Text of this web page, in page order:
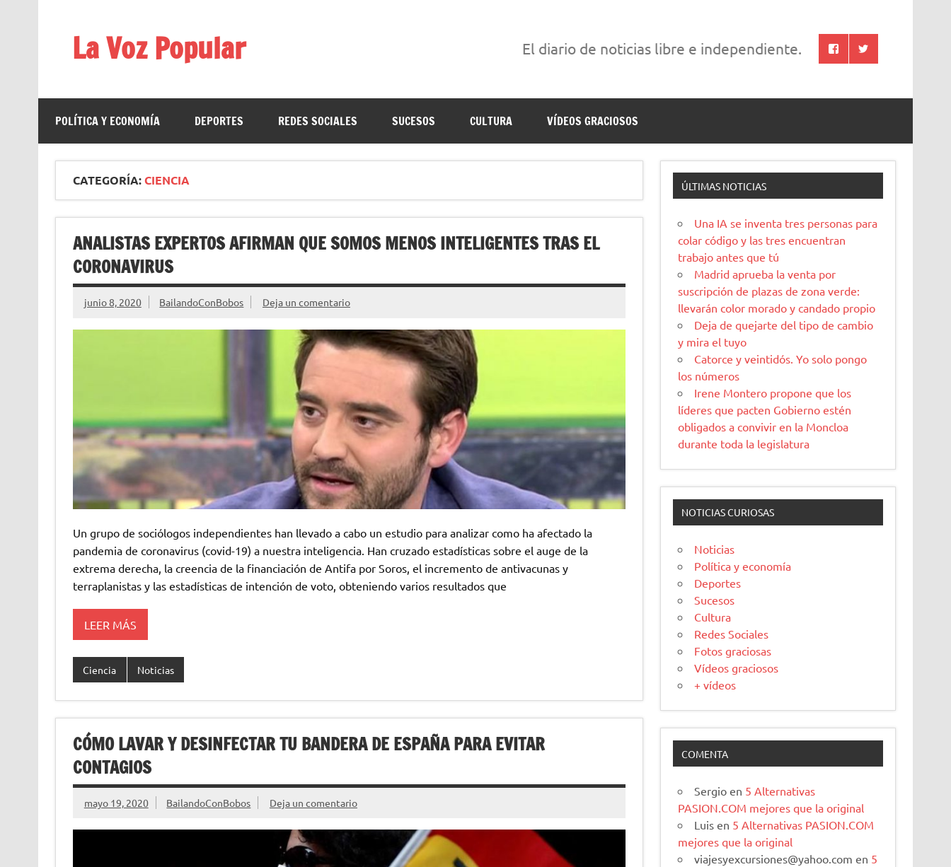
La Voz Popular El diario de noticias libre e independiente.
POLÍTICA Y ECONOMÍA DEPORTES REDES SOCIALES SUCESOS CULTURA VÍDEOS GRACIOSOS
CATEGORÍA:CIENCIA
ANALISTAS EXPERTOS AFIRMAN QUE SOMOS MENOS INTELIGENTES TRAS EL
CORONAVIRUS
junio 8, 2020 BailandoConBobos Deja un comentario
Un grupo de sociólogos independientes han llevado a cabo un estudio para analizar como ha afectado la
pandemia de coronavirus (covid-19) a nuestra inteligencia. Han cruzado estadísticas sobre el auge de la
extrema derecha, la creencia de la financiación de Antifa por Soros, el incremento de antivacunas y
terraplanistas y las estadísticas de intención de voto, obteniendo varios resultados que
LEER MÁS
Ciencia Noticias
CÓMO LAVAR Y DESINFECTAR TU BANDERA DE ESPAÑA PARA EVITAR
CONTAGIOS
mayo 19, 2020 BailandoConBobos Deja un comentario
ÚLTIMAS NOTICIAS
Una IA se inventa tres personas para
colar código y las tres encuentran
trabajo antes que tú
Madrid aprueba la venta por
suscripción de plazas de zona verde:
llevarán color morado y candado propio
Deja de quejarte del tipo de cambio
y mira el tuyo
Catorce y veintidós. Yo solo pongo
los números
Irene Montero propone que los
líderes que pacten Gobierno estén
obligados a convivir en la Moncloa
durante toda la legislatura
NOTICIAS CURIOSAS
Noticias
Política y economía
Deportes
Sucesos
Cultura
Redes Sociales
Fotos graciosas
Vídeos graciosos
+ vídeos
COMENTA
Sergio en 5 Alternativas
PASION.COM mejores que la original
Luis en 5 Alternativas PASION.COM
mejores que la original
viajesyexcursiones@yahoo.com en 5